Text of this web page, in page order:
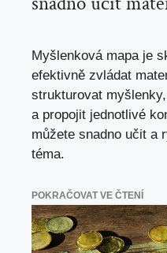
Myšlenková mapa je
efektivně zvládat
strukturovat
a propojit jednotlivé
můžete snadno učit a
téma.
POKRAČOVAT VE ČTENÍ